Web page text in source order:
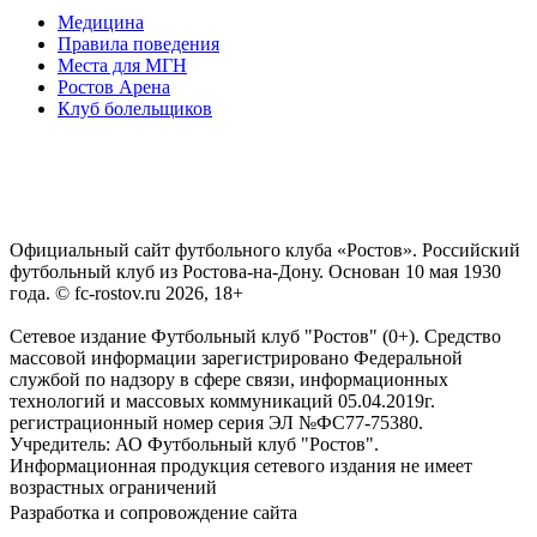
Медицина
Правила поведения
Места для МГН
Ростов Арена
Клуб болельщиков
Официальный сайт футбольного клуба «Ростов». Российский
футбольный клуб из Ростова-на-Дону. Основан 10 мая 1930
года. © fc-rostov.ru 2026, 18+
Сетевое издание Футбольный клуб "Ростов" (0+). Средство
массовой информации зарегистрировано Федеральной
службой по надзору в сфере связи, информационных
технологий и массовых коммуникаций 05.04.2019г.
регистрационный номер серия ЭЛ №ФС77-75380.
Учредитель: АО Футбольный клуб "Ростов".
Информационная продукция сетевого издания не имеет
возрастных ограничений
Разработка и сопровождение сайта